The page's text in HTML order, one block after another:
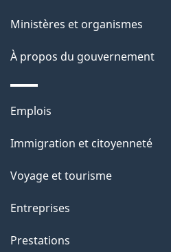
p
a
Ministères et organismes
À propos du gouvernement
Thèmes
sujets
Emplois
Immigration et citoyenneté
Voyage et tourisme
Entreprises
Prestations